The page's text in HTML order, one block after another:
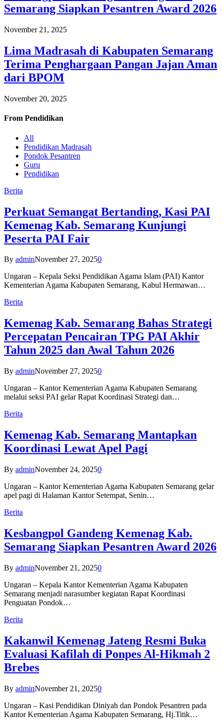
Semarang Siapkan Pesantren Award 2026
November 21, 2025
Lima Madrasah di Kabupaten Semarang
Terima Penghargaan Pangan Jajan Aman
dari BPOM
November 20, 2025
From Pendidikan
All
Pendidikan Madrasah
Pondok Pesantren
Guru
Pendidikan
Berita
Perkuat Semangat Bertanding, Kasi PAI
Kemenag Kab. Semarang Kunjungi
Peserta PAI Fair
By adminNovember 27, 20250
Ungaran – Kepala Seksi Pendidikan Agama Islam (PAI) Kantor
Kementerian Agama Kabupaten Semarang, Kabul Hermawan…
Berita
Kemenag Kab. Semarang Bahas Strategi
Percepatan Pencairan TPG PAI Akhir
Tahun 2025 dan Awal Tahun 2026
By adminNovember 27, 20250
Ungaran – Kantor Kementerian Agama Kabupaten Semarang
melalui seksi PAI gelar Rapat Koordinasi Strategi dan…
Berita
Kemenag Kab. Semarang Mantapkan
Koordinasi Lewat Apel Pagi
By adminNovember 24, 20250
Ungaran – Kantor Kementerian Agama Kabupaten Semarang gelar
apel pagi di Halaman Kantor Setempat, Senin…
Berita
Kesbangpol Gandeng Kemenag Kab.
Semarang Siapkan Pesantren Award 2026
By adminNovember 21, 20250
Ungaran – Kepala Kantor Kementerian Agama Kabupaten
Semarang menjadi narasumber kegiatan Rapat Koordinasi
Penguatan Pondok…
Berita
Kakanwil Kemenag Jateng Resmi Buka
Evaluasi Kafilah di Ponpes Al-Hikmah 2
Brebes
By adminNovember 21, 20250
Ungaran – Kasi Pendidikan Diniyah dan Pondok Pesantren pada
Kantor Kementerian Agama Kabupaten Semarang, Hj.Titik…